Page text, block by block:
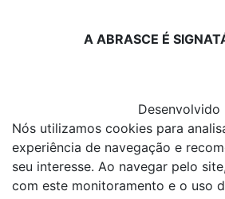
A ABRASCE É
Desenvolvido
Nós utilizamos cookies para
experiência de navegação e
seu interesse. Ao navegar pelo
com este monitoramento e o uso